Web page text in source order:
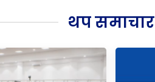
थप समाचार